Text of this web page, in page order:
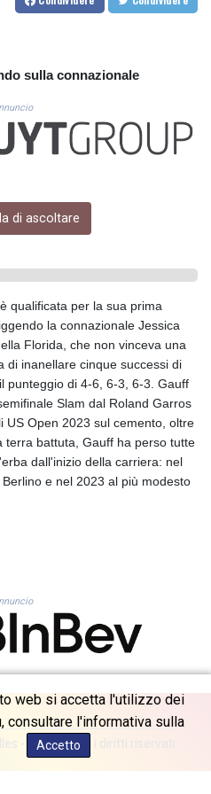
web si accetta l'utilizzo dei
consultare l'informativa sulla
Accetto
CUC 1.156136
DJF 205.267449
DKK 7.477932
DOP 67.289164
DZD 152.967099
EGP 57.293288
FJD 2.553384
FKP 0.8566
GHS 13.526832
GIP 0.8566
GMD 84.980421
GNF 10123.874202
GTQ 8.794891
GYD 241.157003
HKD 9.067746
HNL 30.895616
HRK 7.536622
HTG 150.718127
IQD 1509.981237
IRR
1590322.371805
JMD 183.057725
JOD 0.819746
JPY 182.445186
sulla connazionale
di ascoltare
qualificata per la sua prima
la connazionale Jessica
Florida, che non vinceva una
di inanellare cinque successi di
punteggio di 4-6, 6-3, 6-3. Gauff
Slam dal Roland Garros
US Open 2023 sul cemento, oltre
terra battuta, Gauff ha perso tutte
dall'inizio della carriera: nel
e nel 2023 al più modesto
- 2026 - Tutti i diritti riservati